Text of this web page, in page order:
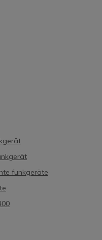
funkgeräte